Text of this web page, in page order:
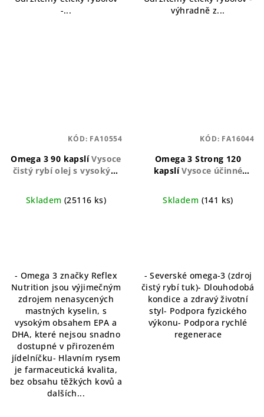
-...
výhradně z...
Omega 3 90 kapslíVysoce
čistý rybí olej s vysokým
Skladem(25116 ks)
- Omega 3 značky Reflex
Nutrition jsou výjimečným
zdrojem nenasycených
mastných kyselin, s
vysokým obsahem EPA a
DHA, které nejsou snadno
dostupné v přirozeném
jídelníčku- Hlavním rysem
je farmaceutická kvalita,
bez obsahu těžkých kovů a
dalších...
KÓD: FA10554
Omega 3 Strong 120
kapslíVysoce účinné
zdraví
Skladem (141 ks)
- Severské omega-3 (zdroj
čistý rybí tuk)- Dlouhodobá
kondice a zdravý životní
styl- Podpora fyzického
výkonu- Podpora rychlé
regenerace
KÓD: FA16044